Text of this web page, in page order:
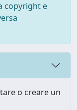
copyright e
o creare un